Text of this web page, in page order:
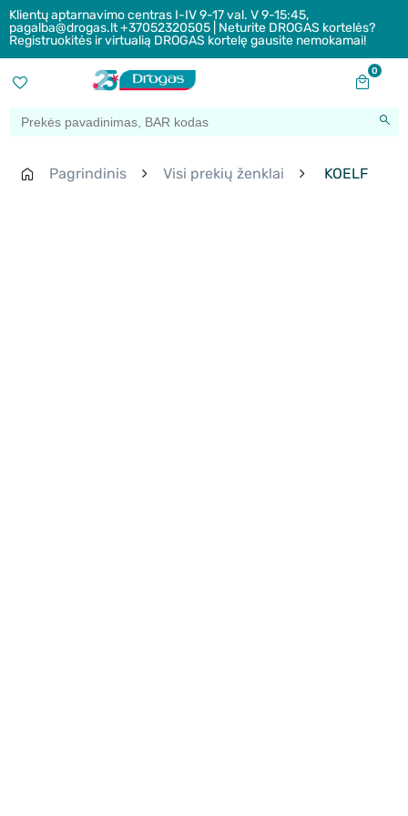
Klientų aptarnavimo centras I-IV 9-17 val. V 9-15:45,
pagalba@drogas.lt +37052320505 | Neturite DROGAS kortelės?
Registruokitės ir virtualią DROGAS kortelę gausite nemokamai!
0
Pagrindinis Visi prekių ženklai KOELF